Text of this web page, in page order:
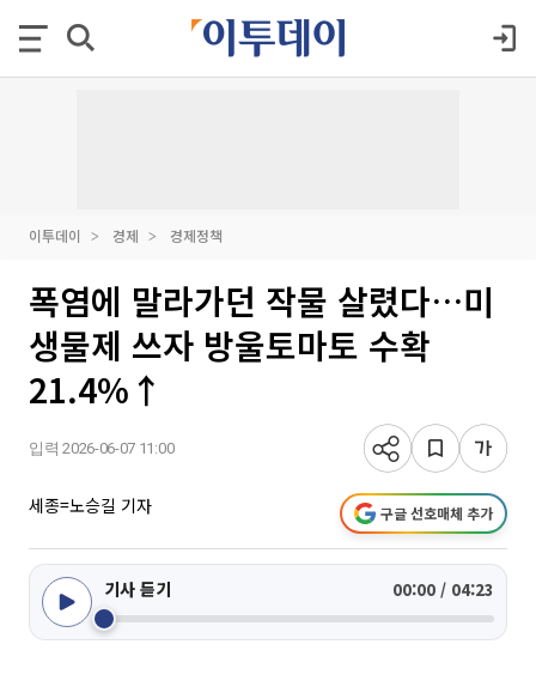
이투데이 경제 경제정책
폭염에 말라가던 작물 살렸다…미
생물제 쓰자 방울토마토 수확
21.4%↑
입력 2026-06-07 11:00
세종=노승길 기자 구글 선호매체 추가
기사 듣기 00:00 / 04:23